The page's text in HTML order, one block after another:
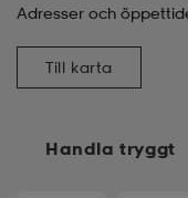
Handla tryggt
Adresser och
Till karta